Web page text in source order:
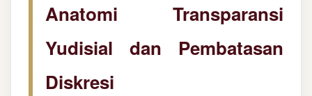
Anatomi Transparansi
Yudisial dan Pembatasan
Diskresi